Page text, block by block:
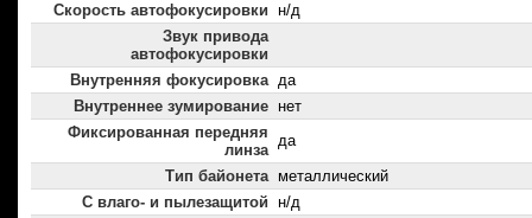
Скорость автофокусировки н/д
Звук привода
автофокусировки
Внутренняя фокусировка да
Внутреннее зумирование нет
Фиксированная передняя
линза
да
Тип байонета металлический
С влаго- и пылезащитой н/д